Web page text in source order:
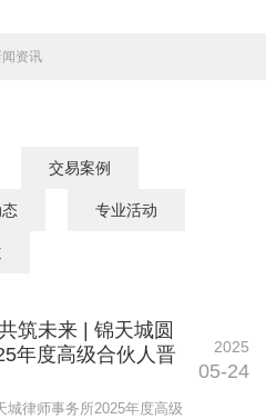
闻资讯
交易案例
专业活动
筑未来 | 锦天城圆
年度高级合伙人晋
城律师事务所2025年度高级
2025
05-24